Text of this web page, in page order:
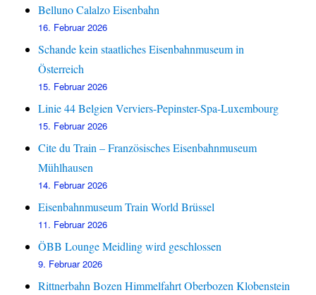
Belluno Calalzo Eisenbahn
16. Februar 2026
Schande kein staatliches Eisenbahnmuseum in
Österreich
15. Februar 2026
Linie 44 Belgien Verviers-Pepinster-Spa-Luxembourg
15. Februar 2026
Cite du Train – Französisches Eisenbahnmuseum
Mühlhausen
14. Februar 2026
Eisenbahnmuseum Train World Brüssel
11. Februar 2026
ÖBB Lounge Meidling wird geschlossen
9. Februar 2026
Rittnerbahn Bozen Himmelfahrt Oberbozen Klobenstein